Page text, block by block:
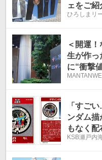
ェをご
イターた
ひろしまリ
＜開運
生が作
に“衝撃
「すご
ンダム
もなく
KSB瀬戸内